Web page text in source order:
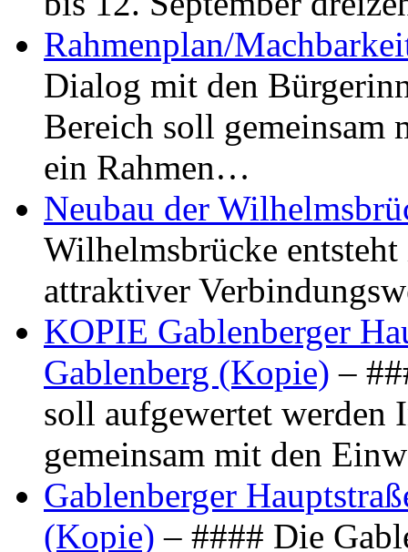
Rahmenplan/
Dialog mit den
Bereich soll gemeinsam
ein Rahmen…
Neubau der
Wilhelmsbrücke
attraktiver
KOPIE Gablenberger
Gablenberg (Kopie) –
soll aufgewertet werden
gemeinsam mit den
Gablenberger
(Kopie) – #### Die